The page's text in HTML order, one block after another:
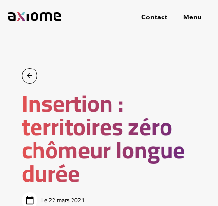
Contact Menu
Insertion :
territoires zéro
chômeur longue
durée
Le 22 mars 2021